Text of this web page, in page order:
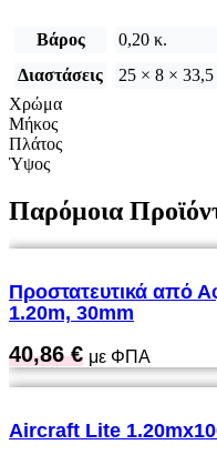
Βάρος
0,20 κ.
Διαστάσεις
25 × 8 × 33,5
Χρώμα
Μήκος
Πλάτος
Ύψος
Παρόμοια
Προστατευτικά από
1.20m, 30mm
40,86€ με ΦΠΑ
Aircraft Lite